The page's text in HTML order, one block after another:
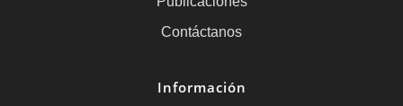
Contáctanos
Información